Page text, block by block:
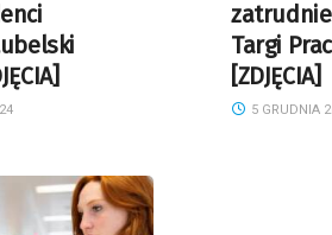
Targi
[ZDJĘCIA]
5 GRUDNIA